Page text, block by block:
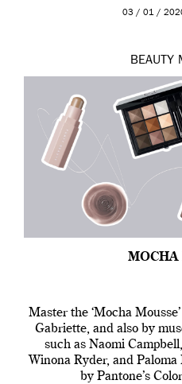
de 2019 hasta
03 / 01 /
BEAUTY
MOCHA
Master the ‘Mocha
Gabriette, and also by
such as Naomi
Winona Ryder, and Paloma
by Pantone’s